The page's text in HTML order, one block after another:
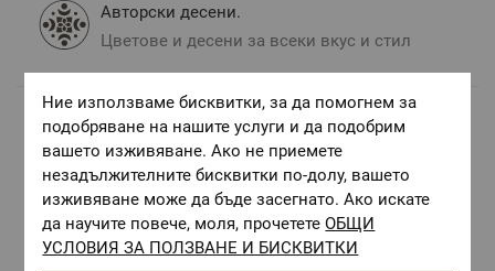
Авторски десени.
Цветове и десени за всеки вкус и стил
Комбинирай с
Ние използваме бисквитки, за да помогнем за
подобряване на нашите услуги и да подобрим
вашето изживяване. Ако не приемете
незадължителните бисквитки по-долу, вашето
изживяване може да бъде засегнато. Ако искате
да научите повече, моля, прочететеОБЩИ
УСЛОВИЯ ЗА ПОЛЗВАНЕ И БИСКВИТКИ